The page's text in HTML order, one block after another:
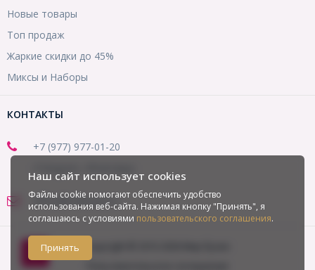
Новые товары
Топ продаж
Жаркие скидки до 45%
Миксы и Наборы
КОНТАКТЫ
+7 (977) 977-01-20
office@mirbusin.ru
Наш сайт использует cookies
Файлы cookie помогают обеспечить удобство
использования веб-сайта. Нажимая кнопку "Принять", я
соглашаюсь с условиями пользовательского соглашения.
Принять